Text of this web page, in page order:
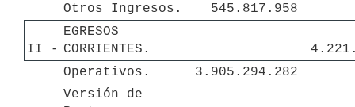
Otros Ingresos.
545.817.958
II -
EGRESOS
CORRIENTES.
Operativos.
3.905.294.282
Versión de